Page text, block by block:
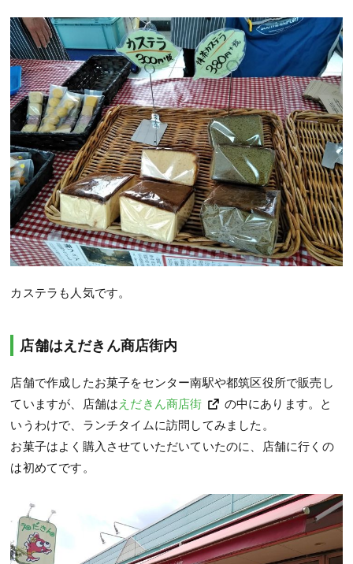
カステラも人気です。
店舗はえだきん商店街内
店舗で作成したお菓子をセンター南駅や都筑区役所で販売し
ていますが、店舗はえだきん商店街
の中にあります。と
いうわけで、ランチタイムに訪問してみました。
お菓子はよく購入させていただいていたのに、店舗に行くの
は初めてです。